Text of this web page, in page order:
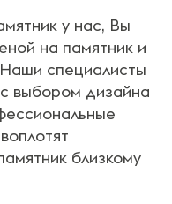
у нас, Вы
на памятник и
специалисты
выбором дизайна
близкому